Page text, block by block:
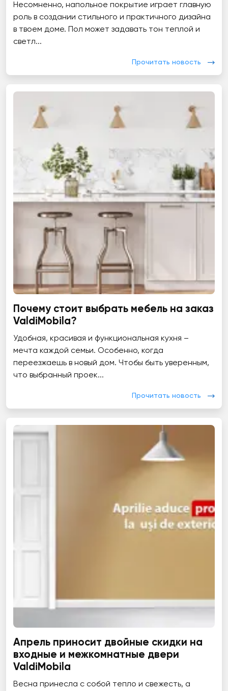
Несомненно, напольное покрытие играет главную
роль в создании стильного и практичного дизайна
в твоем доме. Пол может задавать тон теплой и
светл...
Прочитать новость
Почему стоит выбрать мебель на заказ
ValdiMobila?
Удобная, красивая и функциональная кухня –
мечта каждой семьи. Особенно, когда
переезжаешь в новый дом. Чтобы быть уверенным,
что выбранный проек...
Прочитать новость
Апрель приносит двойные скидки на
входные и межкомнатные двери
ValdiMobila
Весна принесла с собой тепло и свежесть, а